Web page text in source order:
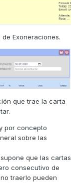
Exoneraciones.
que trae la carta
por concepto
sobre las
que las cartas
consecutivo de
traerlo pueden